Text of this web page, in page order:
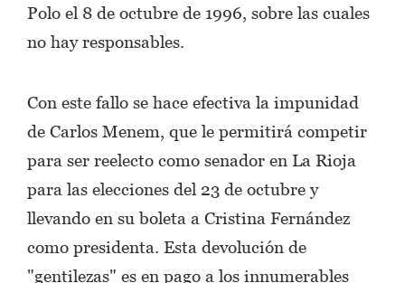
Polo el 8 de octubre de 1996, sobre las cuales
no hay responsables.
Con este fallo se hace efectiva la impunidad
de Carlos Menem, que le permitirá competir
para ser reelecto como senador en La Rioja
para las elecciones del 23 de octubre y
llevando en su boleta a Cristina Fernández
como presidenta. Esta devolución de
"gentilezas" es en pago a los innumerables